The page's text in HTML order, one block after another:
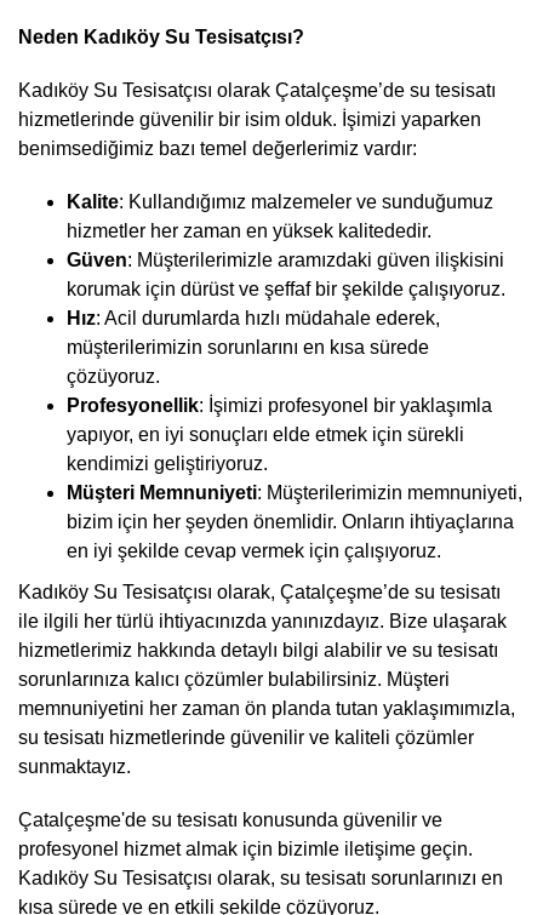
Neden Kadıköy Su Tesisatçısı?
Kadıköy Su Tesisatçısı olarak Çatalçeşme’de su tesisatı
hizmetlerinde güvenilir bir isim olduk. İşimizi yaparken
benimsediğimiz bazı temel değerlerimiz vardır:
Kalite: Kullandığımız malzemeler ve sunduğumuz
hizmetler her zaman en yüksek kalitededir.
Güven: Müşterilerimizle aramızdaki güven ilişkisini
korumak için dürüst ve şeffaf bir şekilde çalışıyoruz.
Hız: Acil durumlarda hızlı müdahale ederek,
müşterilerimizin sorunlarını en kısa sürede
çözüyoruz.
Profesyonellik: İşimizi profesyonel bir yaklaşımla
yapıyor, en iyi sonuçları elde etmek için sürekli
kendimizi geliştiriyoruz.
Müşteri Memnuniyeti: Müşterilerimizin memnuniyeti,
bizim için her şeyden önemlidir. Onların ihtiyaçlarına
en iyi şekilde cevap vermek için çalışıyoruz.
Kadıköy Su Tesisatçısı olarak, Çatalçeşme’de su tesisatı
ile ilgili her türlü ihtiyacınızda yanınızdayız. Bize ulaşarak
hizmetlerimiz hakkında detaylı bilgi alabilir ve su tesisatı
sorunlarınıza kalıcı çözümler bulabilirsiniz. Müşteri
memnuniyetini her zaman ön planda tutan yaklaşımımızla,
su tesisatı hizmetlerinde güvenilir ve kaliteli çözümler
sunmaktayız.
Çatalçeşme'de su tesisatı konusunda güvenilir ve
profesyonel hizmet almak için bizimle iletişime geçin.
Kadıköy Su Tesisatçısı olarak, su tesisatı sorunlarınızı en
kısa sürede ve en etkili şekilde çözüyoruz.